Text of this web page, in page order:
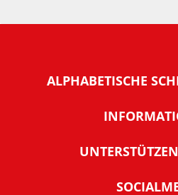
ALPHABETISCHE
Warum
Tipps zur Nutzung der